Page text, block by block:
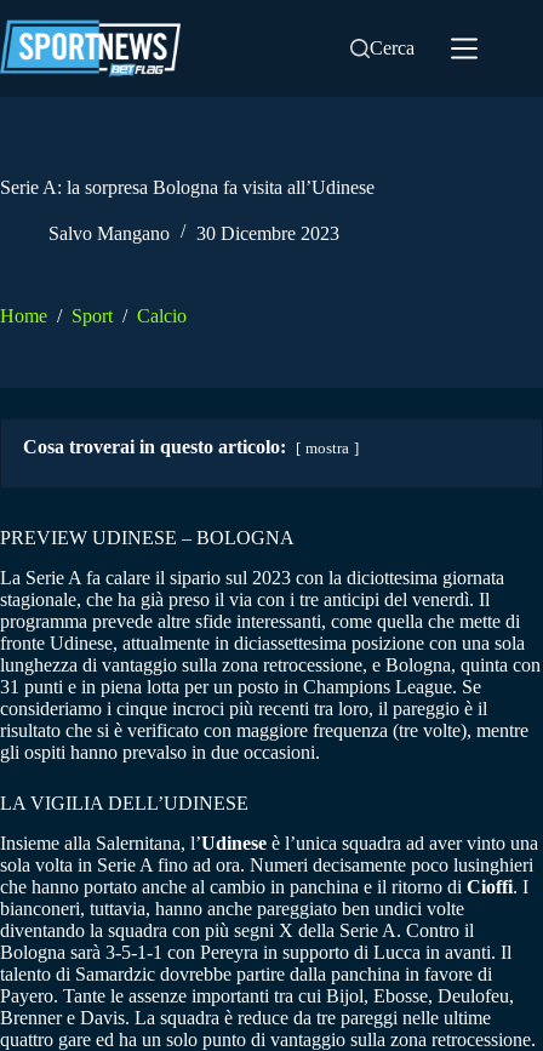
al
contenuto
Cerca
Serie A: la sorpresa Bologna fa visita all’Udinese
Salvo Mangano 30 Dicembre 2023
Home / Sport / Calcio
Cosa troverai in questo articolo: mostra
PREVIEW UDINESE – BOLOGNA
La Serie A fa calare il sipario sul 2023 con la diciottesima giornata
stagionale, che ha già preso il via con i tre anticipi del venerdì. Il
programma prevede altre sfide interessanti, come quella che mette di
fronte Udinese, attualmente in diciassettesima posizione con una sola
lunghezza di vantaggio sulla zona retrocessione, e Bologna, quinta con
31 punti e in piena lotta per un posto in Champions League. Se
consideriamo i cinque incroci più recenti tra loro, il pareggio è il
risultato che si è verificato con maggiore frequenza (tre volte), mentre
gli ospiti hanno prevalso in due occasioni.
LA VIGILIA DELL’UDINESE
Insieme alla Salernitana, l’Udinese è l’unica squadra ad aver vinto una
sola volta in Serie A fino ad ora. Numeri decisamente poco lusinghieri
che hanno portato anche al cambio in panchina e il ritorno di Cioffi. I
bianconeri, tuttavia, hanno anche pareggiato ben undici volte
diventando la squadra con più segni X della Serie A. Contro il
Bologna sarà 3-5-1-1 con Pereyra in supporto di Lucca in avanti. Il
talento di Samardzic dovrebbe partire dalla panchina in favore di
Payero. Tante le assenze importanti tra cui Bijol, Ebosse, Deulofeu,
Brenner e Davis. La squadra è reduce da tre pareggi nelle ultime
quattro gare ed ha un solo punto di vantaggio sulla zona retrocessione.